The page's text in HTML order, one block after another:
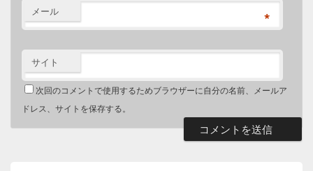
メール *
サイト
次回のコメントで使用するためブラウザーに自分の名前、メールア
ドレス、サイトを保存する。